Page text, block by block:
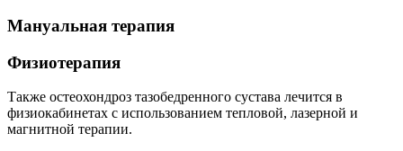
Мануальная терапия
Физиотерапия
Также остеохондроз тазобедренного сустава лечится в
физиокабинетах с использованием тепловой, лазерной и
магнитной терапии.